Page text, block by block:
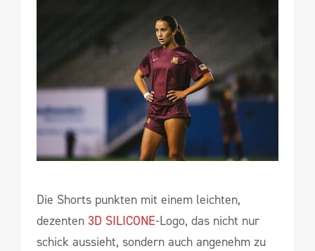
Die Shorts punkten mit einem leichten,
dezenten 3D SILICONE-Logo, das nicht nur
schick aussieht, sondern auch angenehm zu